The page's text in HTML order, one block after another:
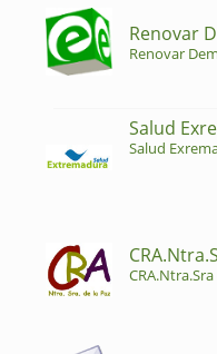
Renovar
Renovar
Salud
Salud